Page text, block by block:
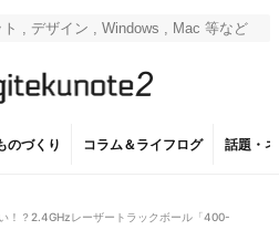
のづくり コラム＆ライフログ 話題・
！？2.4GHzレーザートラックボール「400-